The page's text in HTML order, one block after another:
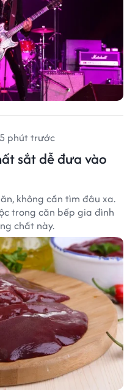
phút trước
sắt dễ đưa vào
không cần tìm đâu xa.
trong căn bếp gia đình
chất này.